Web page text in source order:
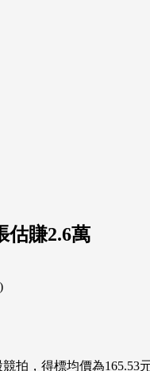
估賺2.6萬
拍，得標均價為